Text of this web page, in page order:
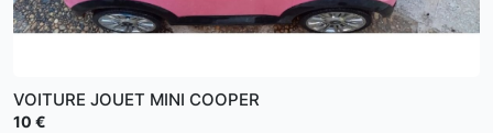
VOITURE JOUET MINI COOPER
10 €